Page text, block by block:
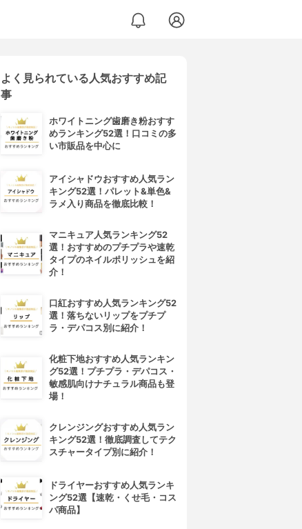
よく見られている人気おすすめ記
事
ホワイトニング歯磨き粉おすす
めランキング52選！口コミの多
い市販品を中心に
アイシャドウおすすめ人気ラン
キング52選！パレット&単色&
ラメ入り商品を徹底比較！
マニキュア人気ランキング52
選！おすすめのプチプラや速乾
タイプのネイルポリッシュを紹
介！
口紅おすすめ人気ランキング52
選！落ちないリップをプチプ
ラ・デパコス別に紹介！
化粧下地おすすめ人気ランキン
グ52選！プチプラ・デパコス・
敏感肌向けナチュラル商品も登
場！
クレンジングおすすめ人気ラン
キング52選！徹底調査してテク
スチャータイプ別に紹介！
ドライヤーおすすめ人気ランキ
ング52選【速乾・くせ毛・コス
パ商品】